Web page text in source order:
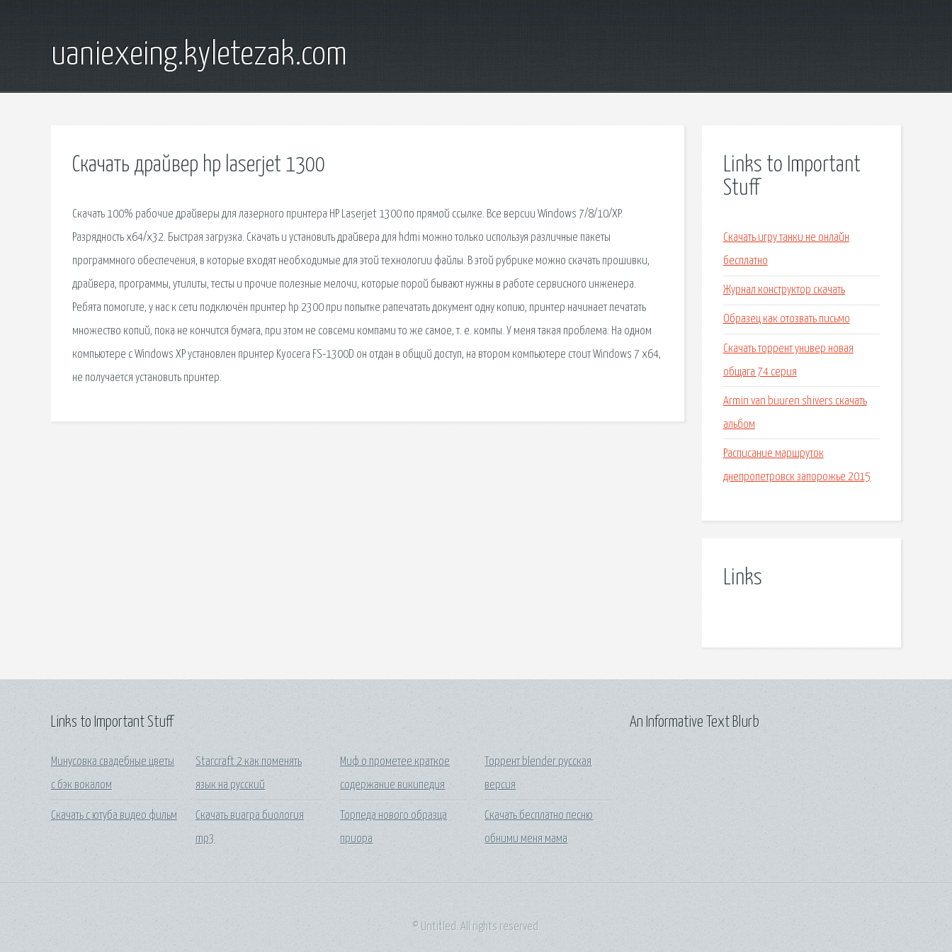
uaniexeing.kyletezak.com
Скачать драйвер hp laserjet 1300
Скачать 100% рабочие драйверы для лазерного принтера HP Laserjet 1300 по прямой ссылке. Все версии Windows 7/8/10/XP.
Разрядность x64/x32. Быстрая загрузка. Скачать и установить драйвера для hdmi можно только используя различные пакеты
программного обеспечения, в которые входят необходимые для этой технологии файлы. В этой рубрике можно скачать прошивки,
драйвера, программы, утилиты, тесты и прочие полезные мелочи, которые порой бывают нужны в работе сервисного инженера.
Ребята помогите, у нас к сети подключён принтер hp 2300 при попытке рапечатать документ одну копию, принтер начинает печатать
множество копий, пока не кончится бумага, при этом не совсеми компами то же самое, т. е. компы. У меня такая проблема: На одном
компьютере с Windows XP установлен принтер Kyocera FS-1300D он отдан в общий доступ, на втором компьютере стоит Windows 7 x64,
не получается установить принтер.
Links to Important
Stuff
Скачать игру танки не онлайн
бесплатно
Журнал конструктор скачать
Образец как отозвать письмо
Скачать торрент универ новая
общага 74 серия
Armin van buuren shivers скачать
альбом
Расписание маршруток
днепропетровск запорожье 2015
Links
Links to Important Stuff
Минусовка свадебные цветы
с бэк вокалом
Скачать с ютуба видео фильм
Starcraft 2 как поменять
язык на русский
Скачать виагра биология
mp3
Миф о прометее краткое
содержание википедия
Торпеда нового образца
приора
Торрент blender русская
версия
Скачать бесплатно песню
обними меня мама
An Informative Text Blurb
© Untitled. All rights reserved.